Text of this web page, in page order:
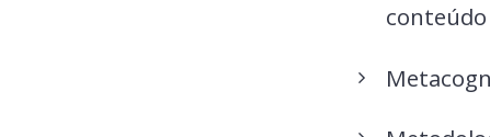
conteúdo